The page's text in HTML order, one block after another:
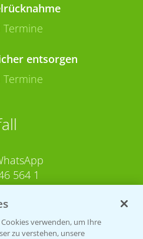
entsorgen
564 1
verwenden, um Ihre
zu verstehen, unsere